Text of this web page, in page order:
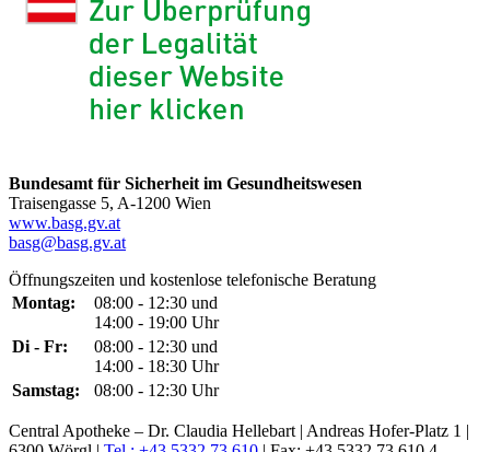
Bundesamt für Sicherheit im Gesundheitswesen
Traisengasse 5, A-1200 Wien
www.basg.gv.at
basg@basg.gv.at
Öffnungszeiten und kostenlose telefonische Beratung
Montag:
08:00 - 12:30 und
14:00 - 19:00 Uhr
Di - Fr:
08:00 - 12:30 und
14:00 - 18:30 Uhr
Samstag:
08:00 - 12:30 Uhr
Central Apotheke – Dr. Claudia Hellebart | Andreas Hofer-Platz 1 |